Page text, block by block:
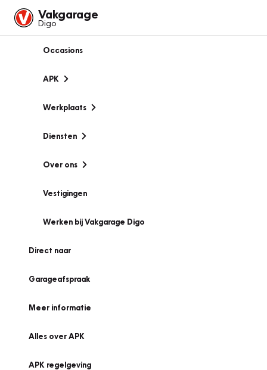
Vakgarage
Digo
Occasions
APK
Werkplaats
Diensten
Over ons
Vestigingen
Werken bij Vakgarage Digo
Direct naar
Garageafspraak
Meer informatie
Alles over APK
APK regelgeving